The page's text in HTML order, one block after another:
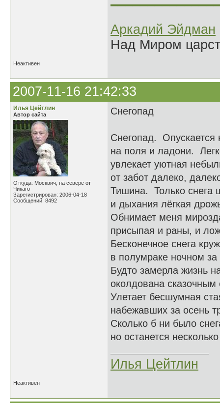
Аркадий Эйдман
Над Миром
Неактивен
2007-11-16 21:42:33
Илья Цейтлин
Автор сайта
Откуда: Москвич, на севере от
Чикаго
Зарегистрирован: 2006-04-18
Сообщений: 8492
Снегопад
Снегопад. Опускается
на поля и ладони.
увлекает уютная
от забот далеко,
Тишина. Только снега
и дыхания лёгкая
Обнимает меня
присыпая и раны, и
Бесконечное снега
в полумраке ночном
Будто замерла жизнь
околдована сказочным
Улетает бесшумная
набежавших за осень
Сколько б ни было
но останется
Илья Цейтлин
Неактивен